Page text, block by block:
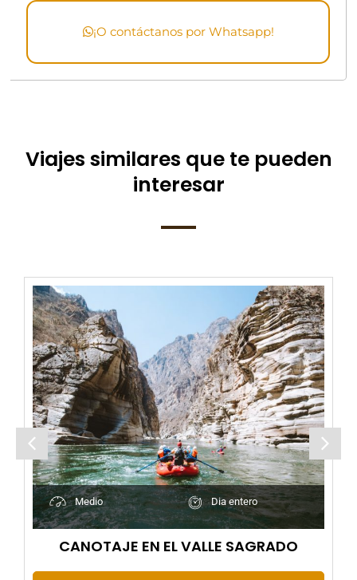
¡O contáctanos por Whatsapp!
Viajes similares que te pueden
interesar
Medio Dia entero
CANOTAJE EN EL VALLE SAGRADO